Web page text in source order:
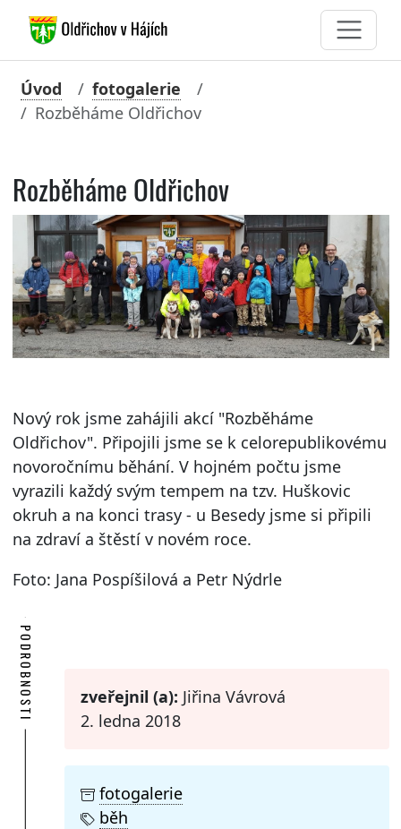
Úvod
fotogalerie
Rozběháme Oldřichov
Rozběháme Oldřichov
Nový rok jsme zahájili akcí "Rozběháme
Oldřichov". Připojili jsme se k celorepublikovému
novoročnímu běhání. V hojném počtu jsme
vyrazili každý svým tempem na tzv. Huškovic
okruh a na konci trasy - u Besedy jsme si připili
na zdraví a štěstí v novém roce.
Foto: Jana Pospíšilová a Petr Nýdrle
PODROBNOSTI zveřejnil (a): Jiřina Vávrová
2. ledna 2018
fotogalerie
běh